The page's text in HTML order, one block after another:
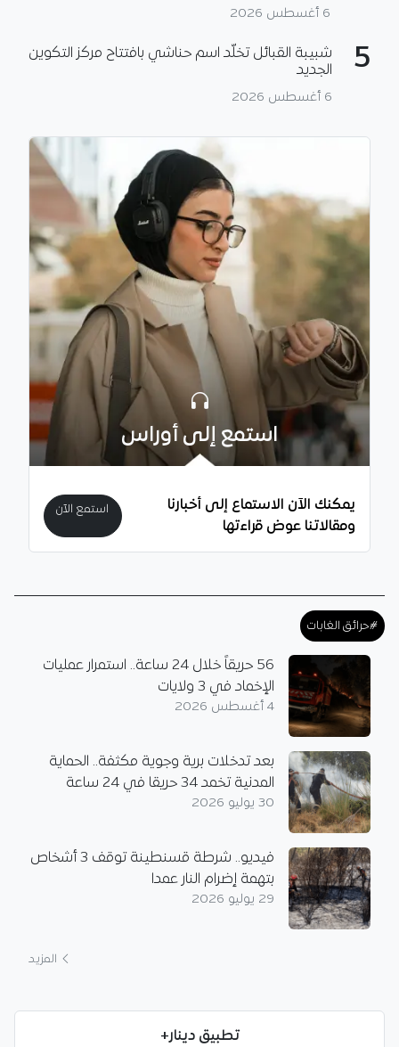
6 أغسطس 2026
5
شبيبة القبائل تخلّد اسم حناشي بافتتاح مركز التكوين
الجديد
6 أغسطس 2026
استمع إلى أوراس
يمكنك الآن الاستماع إلى أخبارنا
ومقالاتنا عوض قراءتها
استمع الآن
#حرائق الغابات
56 حريقاً خلال 24 ساعة.. استمرار عمليات
الإخماد في 3 ولايات
4 أغسطس 2026
بعد تدخلات برية وجوية مكثفة.. الحماية
المدنية تخمد 34 حريقا في 24 ساعة
30 يوليو 2026
فيديو.. شرطة قسنطينة توقف 3 أشخاص
بتهمة إضرام النار عمدا
29 يوليو 2026
المزيد
تطبيق دينار+